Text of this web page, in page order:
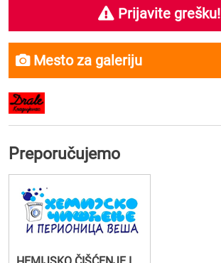
Prijavite grešku!
Mesto za galeriju
Preporučujemo